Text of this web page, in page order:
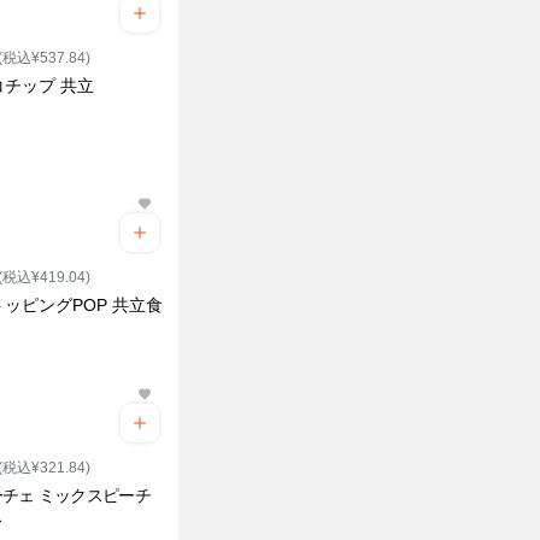
税込¥537.84)
チップ 共立
税込¥419.04)
ッピングPOP 共立食
税込¥321.84)
ェ ミックスピーチ